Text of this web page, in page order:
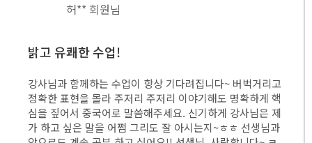
거리고
게 핵
은 제
님과
전** 회원님
매일 아침 모닝콜과 함께!
매일 새벽 5시(중국시간) 저의 지친 몸을 선생님의 밝
소리로 모닝콜을 해주시며 시작하는 중국어 수업이 저
는 너무나 감사합니다. 가끔, 잠이 들깨거나 주독이 채
지 않아서 횡설수설할 때도 정확한 발음과 열정으로